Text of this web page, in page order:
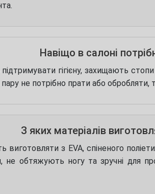
Навіщо в салоні
гігієну, захищають
пару не потрібно прати або
З яких матеріалів
виготовляти з EVA, спіненого
не обтяжують ногу та зручні для